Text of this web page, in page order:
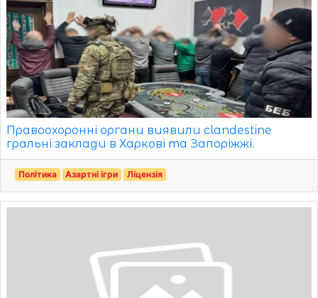
Правоохоронні органи виявили clandestine
гральні заклади в Харкові та Запоріжжі.
Політика Азартні ігри Ліцензія